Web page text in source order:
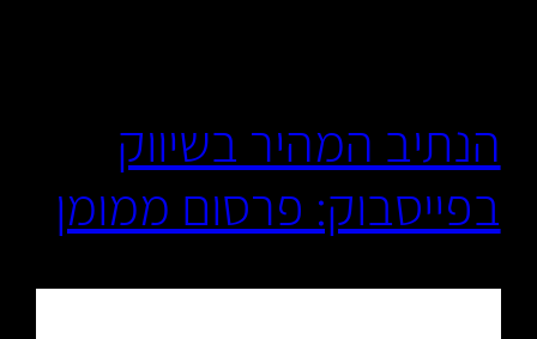
הנתיב המהיר בשיווק
בפייסבוק: פרסום ממומן